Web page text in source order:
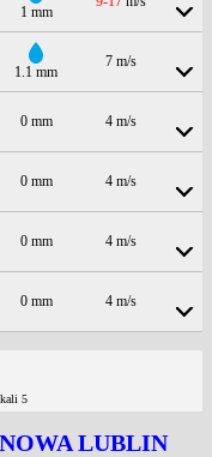
1 mm
1.1 mm
7 m/s
0 mm 4 m/s
0 mm 4 m/s
0 mm 4 m/s
0 mm 4 m/s
5
LUBLIN